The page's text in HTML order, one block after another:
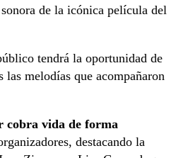
de la icónica película del
tendrá la oportunidad de
melodías que acompañaron
cobra vida de forma
destacando la